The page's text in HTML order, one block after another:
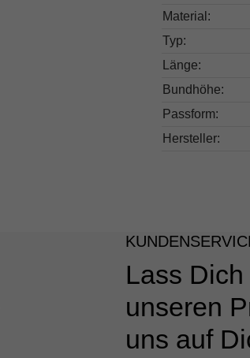
Material:
Typ:
Länge:
Bundhöhe:
Passform:
Hersteller:
Lass
unseren
uns auf